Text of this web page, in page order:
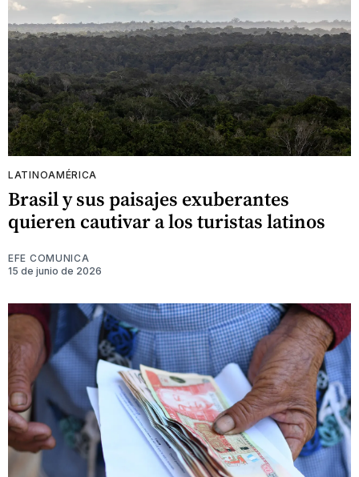
LATINOAMÉRICA
Brasil y sus paisajes exuberantes
quieren cautivar a los turistas latinos
EFE COMUNICA
15 de junio de 2026